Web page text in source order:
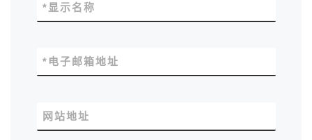
显示名称
*
电子邮箱地址
*
网站地址